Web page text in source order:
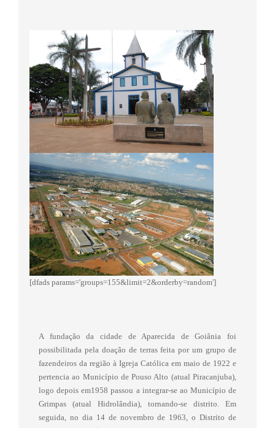
[dfads params='groups=155&limit=2&orderby=random']
A fundação da cidade de Aparecida de Goiânia foi
possibilitada pela doação de terras feita por um grupo de
fazendeiros da região à Igreja Católica em maio de 1922 e
pertencia ao Município de Pouso Alto (atual Piracanjuba),
logo depois em1958 passou a integrar-se ao Município de
Grimpas (atual Hidrolândia), tornando-se distrito. Em
seguida, no dia 14 de novembro de 1963, o Distrito de